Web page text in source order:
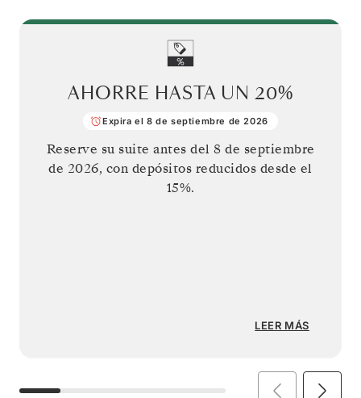
AHORRE HASTA UN 20%
Expira el 8 de septiembre de 2026
Reserve su suite antes del 8 de septiembre
de 2026, con depósitos reducidos desde el
15%.
LEER MÁS